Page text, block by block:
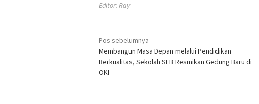
Editor: Ray
Navigasi
pos
Pos sebelumnya
Membangun Masa Depan melalui Pendidikan
Berkualitas, Sekolah SEB Resmikan Gedung Baru di
OKI